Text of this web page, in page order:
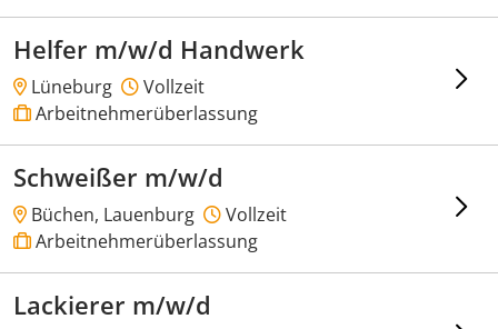
Helfer m/w/d Handwerk
Lüneburg
Vollzeit
Arbeitnehmerüberlassung
Schweißer m/w/d
Büchen, Lauenburg
Vollzeit
Arbeitnehmerüberlassung
Lackierer m/w/d